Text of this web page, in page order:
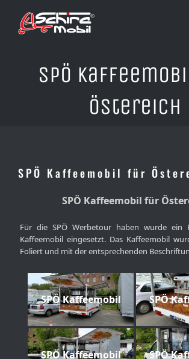
Inhalt
springen
SPÖ
Östereich
SPÖ Kaffeemobil für
SPÖ Kaffeemobil für
Für die SPÖ Werbetour haben wurde ein
Kaffeemobil eingesetzt. Das Kaffeemobil
Foliert und mit der entsprechenden
SPÖ Kaffeemobil SPÖ
SPÖ Kaffeemobil SPÖ